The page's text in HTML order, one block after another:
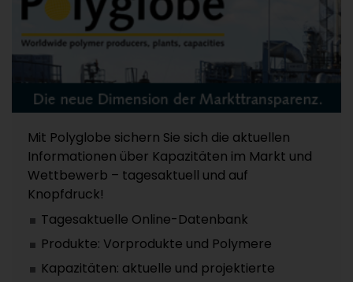
Mit Polyglobe sichern Sie sich die aktuellen
Informationen über Kapazitäten im Markt und
Wettbewerb – tagesaktuell und auf
Knopfdruck!
Tagesaktuelle Online-Datenbank
Produkte: Vorprodukte und Polymere
Kapazitäten: aktuelle und projektierte